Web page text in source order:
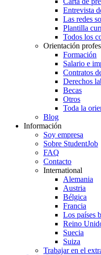
Entrevista
Las redes
Plantilla
Todos los
Orientación
Formación
Salario e
Contratos
Derechos
Becas
Otros
Toda la
Blog
Información
Soy empresa
Sobre StudentJob
FAQ
Contacto
International
Alemania
Austria
Bélgica
Francia
Los países
Reino
Suecia
Suiza
Trabajar en el